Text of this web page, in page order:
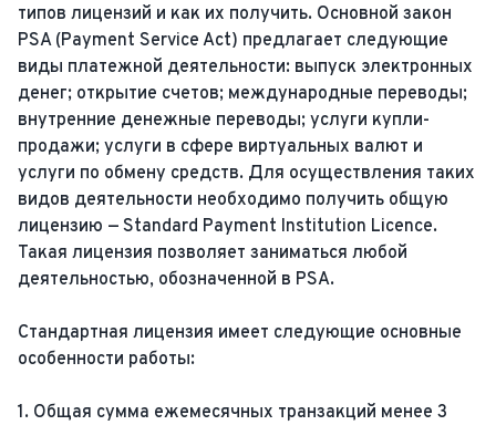
типов лицензий и как их получить. Основной закон
PSA (Payment Service Act) предлагает следующие
виды платежной деятельности: выпуск электронных
денег; открытие счетов; международные переводы;
внутренние денежные переводы; услуги купли-
продажи; услуги в сфере виртуальных валют и
услуги по обмену средств. Для осуществления таких
видов деятельности необходимо получить общую
лицензию — Standard Payment Institution Licence.
Такая лицензия позволяет заниматься любой
деятельностью, обозначенной в PSA.
Стандартная лицензия имеет следующие основные
особенности работы:
1. Общая сумма ежемесячных транзакций менее 3